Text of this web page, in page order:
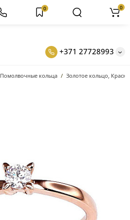
+371 27728993
0 0
Помолвочные кольца Золотое кольцо,